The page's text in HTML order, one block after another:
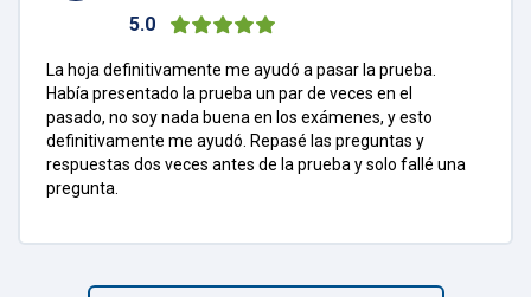
5.0
La hoja definitivamente me ayudó a pasar la prueba.
Había presentado la prueba un par de veces en el
pasado, no soy nada buena en los exámenes, y esto
definitivamente me ayudó. Repasé las preguntas y
respuestas dos veces antes de la prueba y solo fallé una
pregunta.